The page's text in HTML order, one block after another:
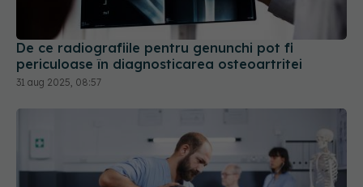
De ce radiografiile pentru genunchi pot fi
periculoase în diagnosticarea osteoartritei
31 aug 2025, 08:57